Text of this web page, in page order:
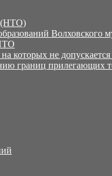
(НТО)
Волховского
которых не
границ прилегающих